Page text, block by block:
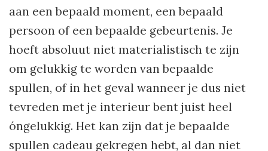
aan een bepaald moment, een bepaald
persoon of een bepaalde gebeurtenis. Je
hoeft absoluut niet materialistisch te zijn
om gelukkig te worden van bepaalde
spullen, of in het geval wanneer je dus niet
tevreden met je interieur bent juist heel
óngelukkig. Het kan zijn dat je bepaalde
spullen cadeau gekregen hebt, al dan niet